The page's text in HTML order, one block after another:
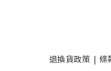
退換貨政策 | 條